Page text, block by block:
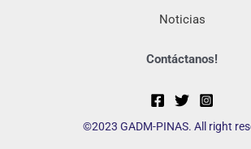
Noticias
Contáctanos!
©2023 GADM-PINAS. All right